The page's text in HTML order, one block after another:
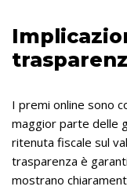
I premi online sono
maggior parte delle
ritenuta fiscale sul
trasparenza è
mostrano